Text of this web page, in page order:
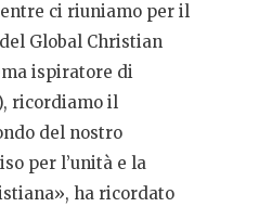
ci riuniamo per il
Global Christian
ispiratore di
ricordiamo il
del nostro
per l’unità e la
ha ricordato